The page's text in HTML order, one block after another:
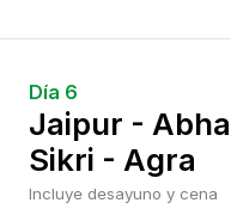
Día 6
Jaipur -
Sikri - Agra
Incluye desayuno y cena